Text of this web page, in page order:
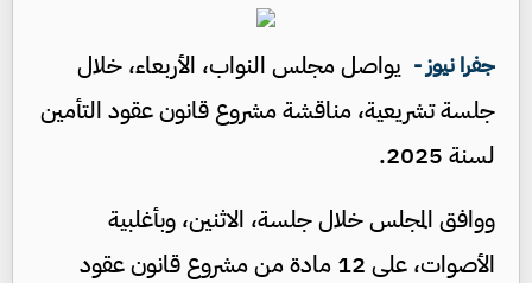
جفرا نيوز - يواصل مجلس النواب، الأربعاء، خلال
جلسة تشريعية، مناقشة مشروع قانون عقود التأمين
لسنة 2025.
ووافق المجلس خلال جلسة، الاثنين، وبأغلبية
الأصوات، على 12 مادة من مشروع قانون عقود